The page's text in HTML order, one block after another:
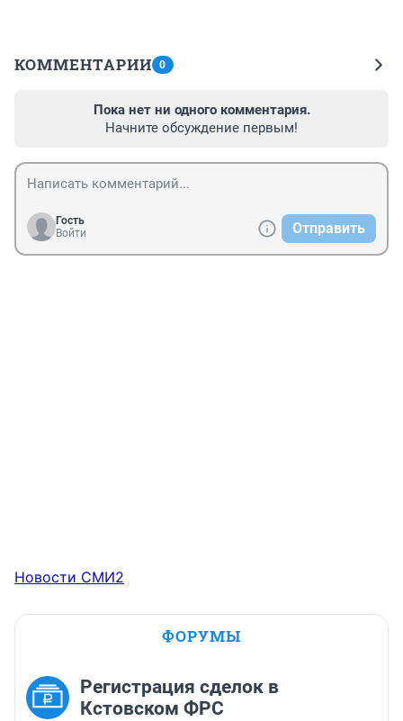
КОММЕНТАРИИ 0
Пока нет ни одного комментария.
Начните обсуждение первым!
Гость
Войти
Отправить
Новости СМИ2
ФОРУМЫ
Регистрация сделок в
Кстовском ФРС